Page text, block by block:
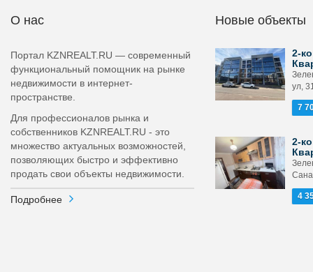
О нас
Портал KZNREALT.RU — современный
функциональный помощник на рынке
недвижимости в интернет-
пространстве.
Для профессионалов рынка и
собственников KZNREALT.RU - это
множество актуальных возможностей,
позволяющих быстро и эффективно
продать свои объекты недвижимости.
Подробнее
Новые объекты
2-
ул,
7
2-
4